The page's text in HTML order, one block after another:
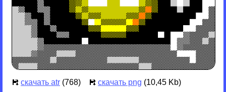
скачать atr (768) скачать png (10,45 Kb)